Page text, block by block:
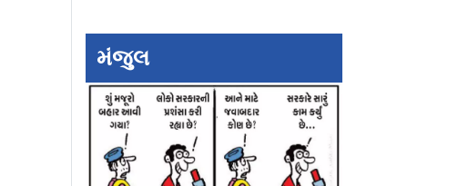
undefined
મંજુલ